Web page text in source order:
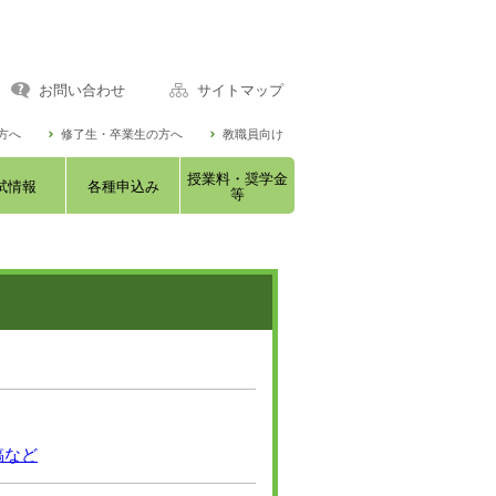
お問い合わせ サイトマップ
へ 修了生・卒業生の方へ 教職員向け
情報 各種申込み
授業料・奨学金
等
など